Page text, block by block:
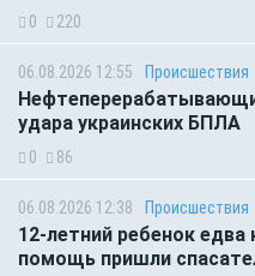
0 220
06.08.2026 12:55 Происшествия
удара украинских БПЛА
0 86
06.08.2026 12:38 Происшествия
12-летний ребенок едва
помощь пришли